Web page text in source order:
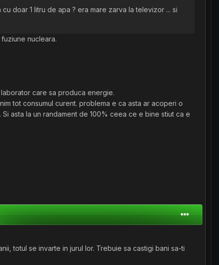
doar 1 litru de apa ? era mare zarva la televizor ... si
nucleara.
care sa produca energie.
tot consumul curent. problema e ca asta ar acoperi o
asta la un randament de 100% ceea ce e bine stiut ca e
totul se invarte in jurul lor. Trebuie sa castigi bani sa-ti